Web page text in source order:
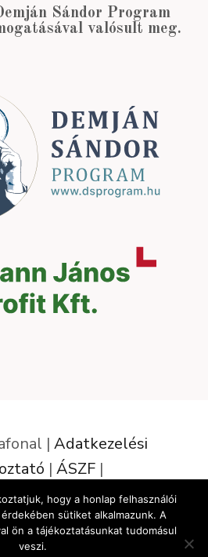
Sándor Program
valósult meg.
| Adatkezelési
| ÁSZF|
a szerződéstől
készítette:
hogy a honlap felhasználói
sütiket alkalmazunk. A
ön a tájékoztatásunkat tudomásul
veszi.